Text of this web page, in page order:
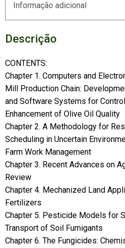
Informação adicional
Descrição
CONTENTS:
Chapter 1. Computers and
Mill Production Chain:
and Software Systems for
Enhancement of Olive Oil Quality
Chapter 2. A Methodology for
Scheduling in Uncertain
Farm Work Management
Chapter 3. Recent Advances on
Review
Chapter 4. Mechanized Land
Fertilizers
Chapter 5. Pesticide Models for
Transport of Soil Fumigants
Chapter 6. The Fungicides: